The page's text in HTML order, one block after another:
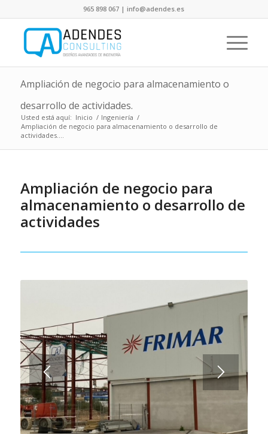
965 898 067 | info@adendes.es
Ampliación de negocio para almacenamiento o
desarrollo de actividades.
Usted está aquí: Inicio / Ingeniería /
Ampliación de negocio para almacenamiento o desarrollo de
actividades....
Ampliación de negocio para
almacenamiento o desarrollo de
actividades